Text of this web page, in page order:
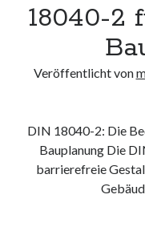
Neueste
Juli 2026
Juni 2026
Mai 2026
18040-2
Veröffentlicht von
DIN 18040-2: Die
Bauplanung Die
barrierefreie